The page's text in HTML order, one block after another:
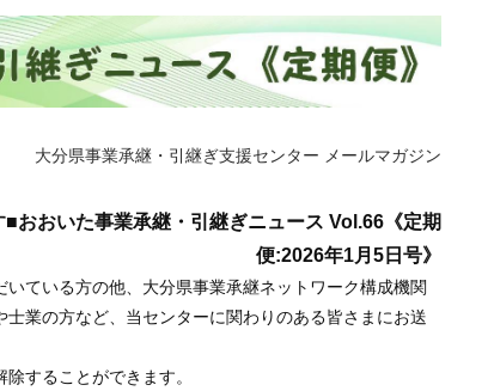
大分県事業承継・引継ぎ支援センター メールマガジン
おおいた事業承継・引継ぎニュース Vol.66《定期
便:2026年1月5日号》
ている方の他、大分県事業承継ネットワーク構成機関
業の方など、当センターに関わりのある皆さまにお送
することができます。